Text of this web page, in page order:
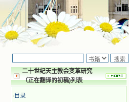
二十世纪天主教会变革研究
（正在翻译的初稿)列表
· 目录